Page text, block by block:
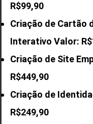
R$99,90
Criação de Cartão
Interativo Valor:
Criação de Site
R$449,90
Criação de
R$249,90